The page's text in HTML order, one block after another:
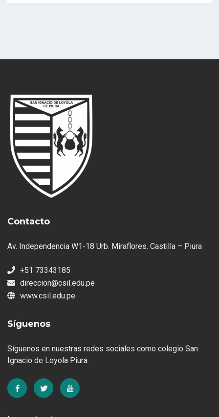
Contacto
Av. Independencia W1-18 Urb. Miraflores. Castilla – Piura
+51 73343185
direccion@csil.edu.pe
www.csil.edu.pe
Síguenos
Síguenos en nuestras redes sociales como colegio San
Ignacio de Loyola Piura.